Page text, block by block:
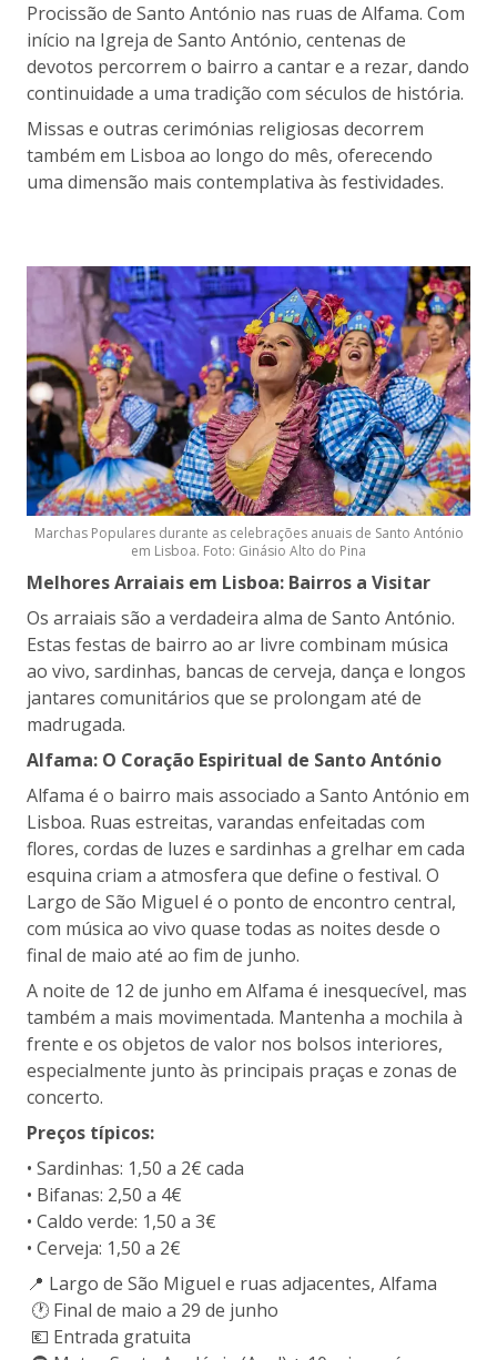
Procissão de Santo António nas ruas de Alfama. Com
início na Igreja de Santo António, centenas de
devotos percorrem o bairro a cantar e a rezar, dando
continuidade a uma tradição com séculos de história.
Missas e outras cerimónias religiosas decorrem
também em Lisboa ao longo do mês, oferecendo
uma dimensão mais contemplativa às festividades.
Marchas Populares durante as celebrações anuais de Santo António
em Lisboa. Foto: Ginásio Alto do Pina
Melhores Arraiais em Lisboa: Bairros a Visitar
Os arraiais são a verdadeira alma de Santo António.
Estas festas de bairro ao ar livre combinam música
ao vivo, sardinhas, bancas de cerveja, dança e longos
jantares comunitários que se prolongam até de
madrugada.
Alfama: O Coração Espiritual de Santo António
Alfama é o bairro mais associado a Santo António em
Lisboa. Ruas estreitas, varandas enfeitadas com
flores, cordas de luzes e sardinhas a grelhar em cada
esquina criam a atmosfera que define o festival. O
Largo de São Miguel é o ponto de encontro central,
com música ao vivo quase todas as noites desde o
final de maio até ao fim de junho.
A noite de 12 de junho em Alfama é inesquecível, mas
também a mais movimentada. Mantenha a mochila à
frente e os objetos de valor nos bolsos interiores,
especialmente junto às principais praças e zonas de
concerto.
Preços típicos:
• Sardinhas: 1,50 a 2€ cada
• Bifanas: 2,50 a 4€
• Caldo verde: 1,50 a 3€
• Cerveja: 1,50 a 2€
📍 Largo de São Miguel e ruas adjacentes, Alfama
🕐 Final de maio a 29 de junho
💶 Entrada gratuita